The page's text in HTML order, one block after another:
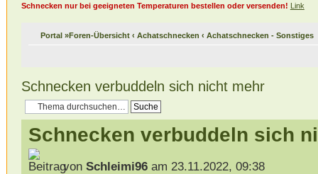
Schnecken nur bei geeigneten Temperaturen bestellen oder versenden! Link
Portal»Foren-Übersicht ‹ Achatschnecken ‹ Achatschnecken - Sonstiges
Schnecken verbuddeln sich nicht mehr
Schnecken verbuddeln sich
von Schleimi96am 23.11.2022, 09:38